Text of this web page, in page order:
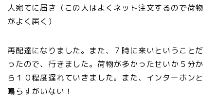
人宛てに届き（この人はよくネット注文するので荷物
がよく届く）
再配達になりました。また、７時に来いということだ
ったので、行きました。荷物が多かったせいか５分か
ら１０程度遅れていきました。また、インターホンと
鳴らすがいない！